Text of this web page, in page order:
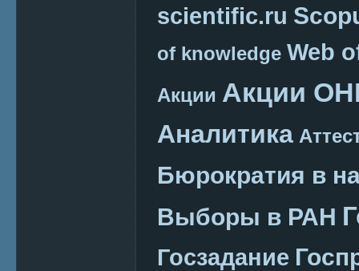
scientific.ru
of knowledge Web
Акции Акции
Аналитика
Бюрократия в
Выборы в РАН
Госзадание